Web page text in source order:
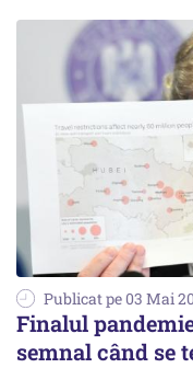
Publicat pe 03 Mai
Finalul
semnal când se